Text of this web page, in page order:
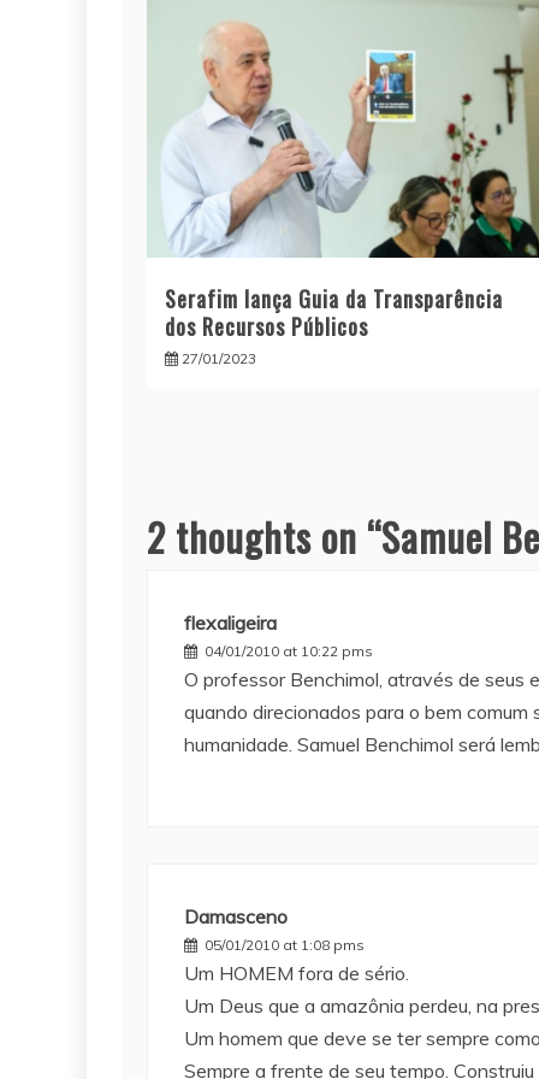
Serafim lança Guia da Transparência
dos Recursos Públicos
27/01/2023
2 thoughts on “Samuel
flexaligeira
04/01/2010 at 10:22 pms
O professor Benchimol, através de seus
quando direcionados para o bem
humanidade. Samuel Benchimol será
Damasceno
05/01/2010 at 1:08 pms
Um HOMEM fora de sério.
Um Deus que a amazônia perdeu, na
Um homem que deve se ter sempre
Sempre a frente de seu tempo.